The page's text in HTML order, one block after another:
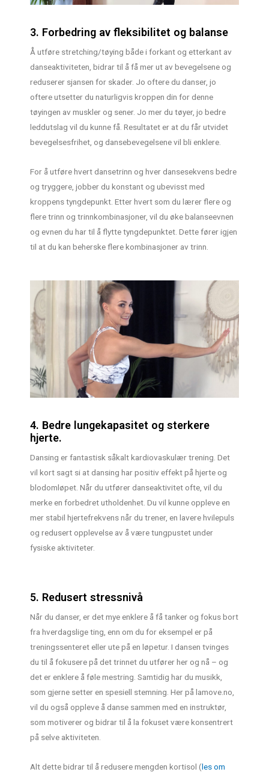
3. Forbedring av fleksibilitet og balanse
Å utføre stretching/tøying både i forkant og etterkant av
danseaktiviteten, bidrar til å få mer ut av bevegelsene og
reduserer sjansen for skader. Jo oftere du danser, jo
oftere utsetter du naturligvis kroppen din for denne
tøyingen av muskler og sener. Jo mer du tøyer, jo bedre
leddutslag vil du kunne få. Resultatet er at du får utvidet
bevegelsesfrihet, og dansebevegelsene vil bli enklere.
For å utføre hvert dansetrinn og hver dansesekvens bedre
og tryggere, jobber du konstant og ubevisst med
kroppens tyngdepunkt. Etter hvert som du lærer flere og
flere trinn og trinnkombinasjoner, vil du øke balanseevnen
og evnen du har til å flytte tyngdepunktet. Dette fører igjen
til at du kan beherske flere kombinasjoner av trinn.
4. Bedre lungekapasitet og sterkere
hjerte.
Dansing er fantastisk såkalt kardiovaskulær trening. Det
vil kort sagt si at dansing har positiv effekt på hjerte og
blodomløpet. Når du utfører danseaktivitet ofte, vil du
merke en forbedret utholdenhet. Du vil kunne oppleve en
mer stabil hjertefrekvens når du trener, en lavere hvilepuls
og redusert opplevelse av å være tungpustet under
fysiske aktiviteter.
5. Redusert stressnivå
Når du danser, er det mye enklere å få tanker og fokus bort
fra hverdagslige ting, enn om du for eksempel er på
treningssenteret eller ute på en løpetur. I dansen tvinges
du til å fokusere på det trinnet du utfører her og nå – og
det er enklere å føle mestring. Samtidig har du musikk,
som gjerne setter en spesiell stemning. Her på lamove.no,
vil du også oppleve å danse sammen med en instruktør,
som motiverer og bidrar til å la fokuset være konsentrert
på selve aktiviteten.
Alt dette bidrar til å redusere mengden kortisol (les om